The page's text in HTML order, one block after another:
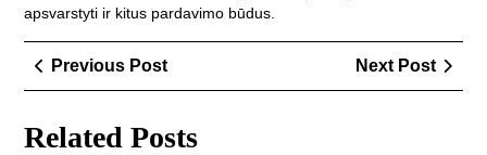
apsvarstyti ir kitus pardavimo būdus.
Navigacija
tarp
įrašų
Previous PostPrevious
Post
Next Post
Next
Post
Related Posts